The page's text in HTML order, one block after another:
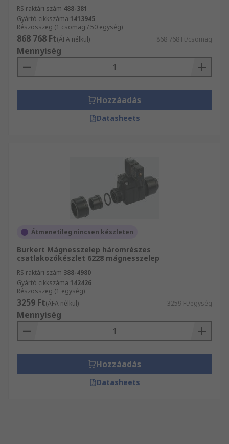
RS raktári szám 488-381
Gyártó cikkszáma 1413945
Részösszeg (1 csomag / 50 egység)
868 768 Ft(ÁFA nélkül) 868 768 Ft/csomag
Mennyiség
Hozzáadás
Datasheets
Átmenetileg nincsen készleten
Burkert Mágnesszelep háromrészes
csatlakozókészlet 6228 mágnesszelep
RS raktári szám 388-4980
Gyártó cikkszáma 142426
Részösszeg (1 egység)
3259 Ft(ÁFA nélkül) 3259 Ft/egység
Mennyiség
Hozzáadás
Datasheets